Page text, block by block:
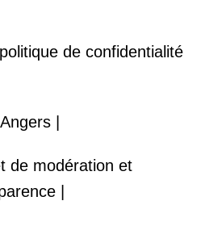
de confidentialité
|
de modération et
|